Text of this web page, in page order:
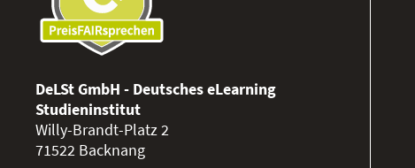
DeLSt GmbH - Deutsches eLearning
Studieninstitut
Willy-Brandt-Platz 2
71522 Backnang